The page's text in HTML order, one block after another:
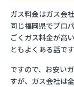
ガス料金はガス会
同じ福岡県でプロ
ごくガス料金が高
ともよくある話です
ですので、お安い
すが、ガス会社は